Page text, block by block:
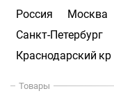
Россия Москва
Санкт-Петербург
Краснодарский кр
Товары